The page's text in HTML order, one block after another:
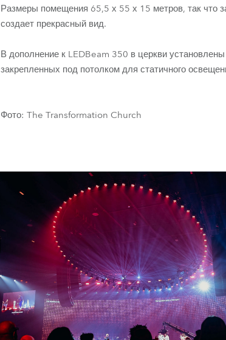
Размеры помещения 65,5 х 55 х 15 метров, так что
создает прекрасный вид.
В дополнение к LEDBeam 350 в церкви
закрепленных под потолком для статичного
Фото: The Transformation Church